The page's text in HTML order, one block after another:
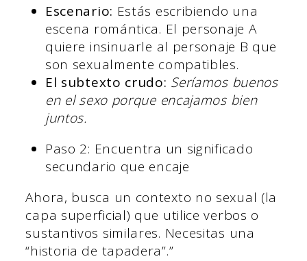
Escenario: Estás escribiendo una
escena romántica. El personaje A
quiere insinuarle al personaje B que
son sexualmente compatibles.
El subtexto crudo: Seríamos buenos
en el sexo porque encajamos bien
juntos.
Paso 2: Encuentra un significado
secundario que encaje
Ahora, busca un contexto no sexual (la
capa superficial) que utilice verbos o
sustantivos similares. Necesitas una
“historia de tapadera”.”